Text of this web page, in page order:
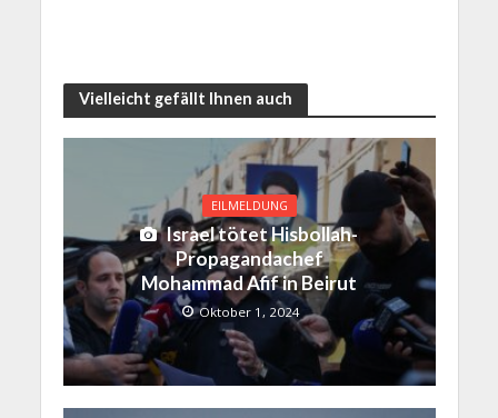
Vielleicht gefällt Ihnen auch
EILMELDUNG
Israel tötet Hisbollah-
Propagandachef
Mohammad Afif in Beirut
Oktober 1, 2024